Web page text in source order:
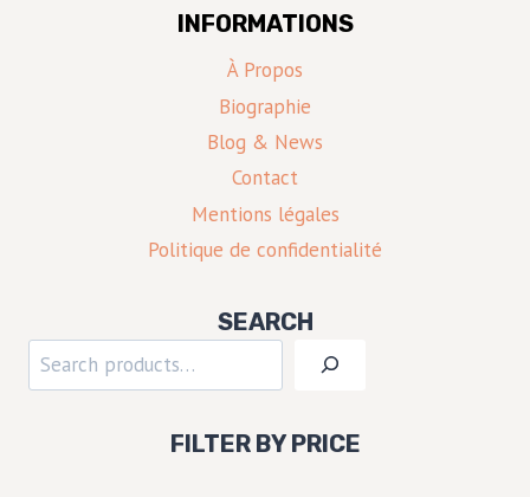
INFORMATIONS
À Propos
Biographie
Blog & News
Contact
Mentions légales
Politique de confidentialité
SEARCH
Rechercher
FILTER BY PRICE